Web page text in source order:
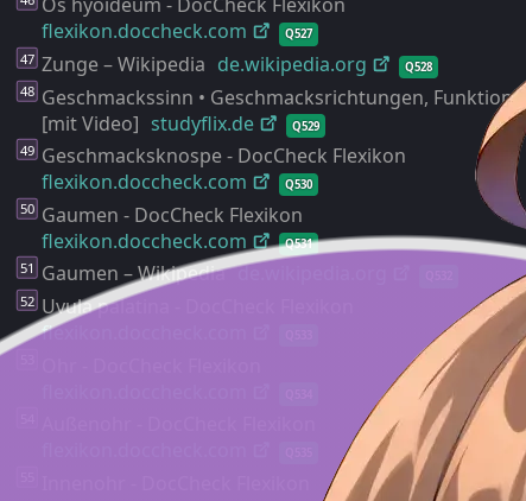
Os hyoideum - DocCheck Flexikon
flexikon.doccheck.com
Q527
Zunge – Wikipedia de.wikipedia.org Q528
Geschmackssinn • Geschmacksrichtungen, Funktion ·
[mit Video] studyflix.de Q529
Geschmacksknospe - DocCheck Flexikon
flexikon.doccheck.com
Q530
Gaumen - DocCheck Flexikon
flexikon.doccheck.com
Q531
Gaumen – Wikipedia de.wikipedia.org
Uvula palatina - DocCheck Flexikon
flexikon.doccheck.com